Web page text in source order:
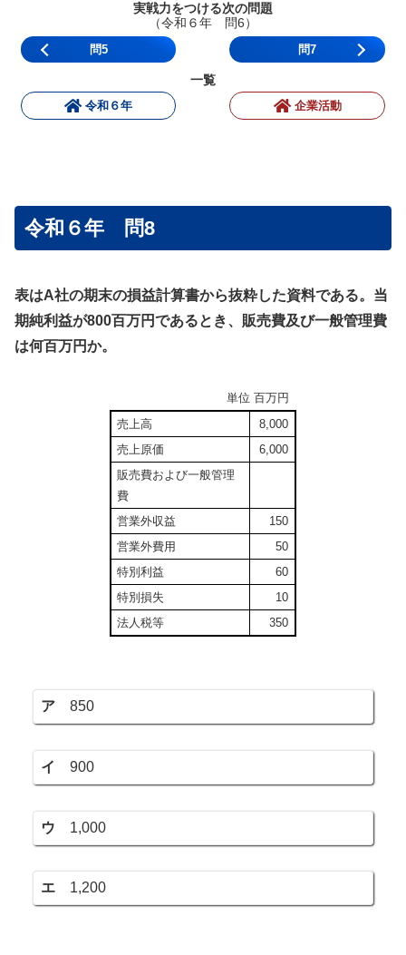
実戦力をつける次の問題
（令和６年 問6）
問5 問7
一覧
令和６年 企業活動
令和６年 問8
表はA社の期末の損益計算書から抜粋した資料である。当
期純利益が800百万円であるとき、販売費及び一般管理費
は何百万円か。
単位 百万円
売上高
8,000
売上原価
6,000
販売費および一般管理
費
営業外収益
150
営業外費用
50
特別利益
60
特別損失
10
法人税等
350
ア 850
イ 900
ウ 1,000
エ 1,200